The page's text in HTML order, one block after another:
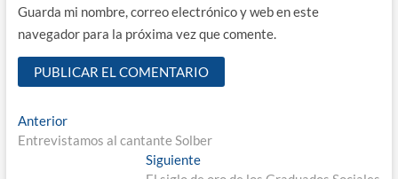
Guarda mi nombre, correo electrónico y web en este
navegador para la próxima vez que comente.
Navegación
de
AnteriorEntrada
anterior:
Entrevistamos al cantante Solber
SiguienteEntrada